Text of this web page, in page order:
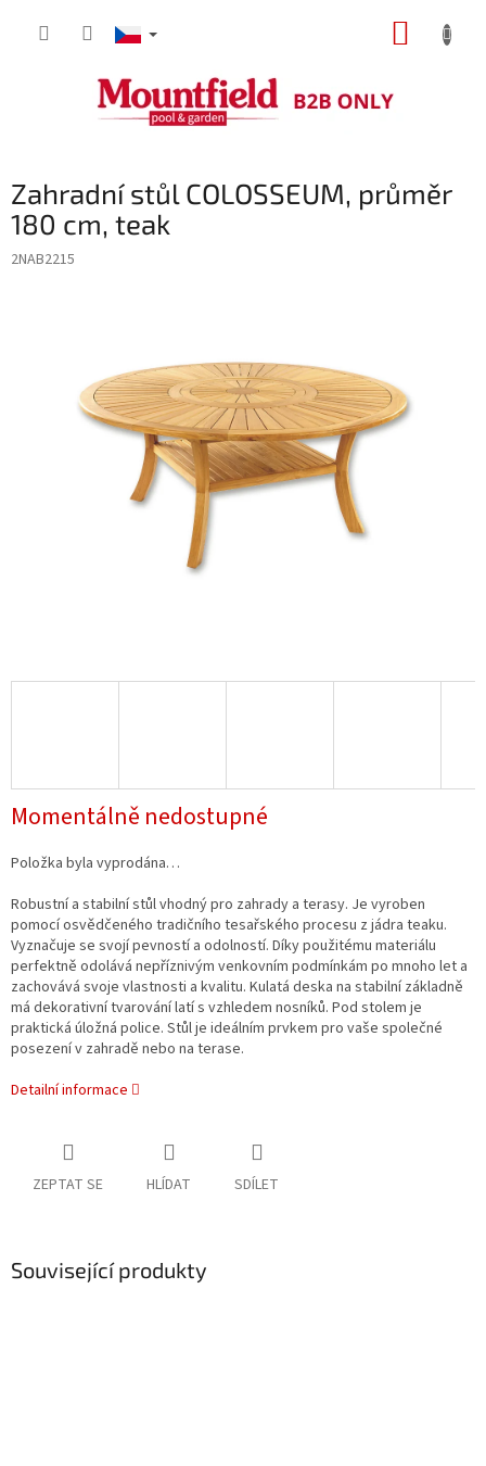
Zahradní stůl COLOSSEUM, průměr
180 cm, teak
2NAB2215
Momentálně nedostupné
Položka byla vyprodána…
Robustní a stabilní stůl vhodný pro zahrady a terasy. Je vyroben
pomocí osvědčeného tradičního tesařského procesu z jádra teaku.
Vyznačuje se svojí pevností a odolností. Díky použitému materiálu
perfektně odolává nepříznivým venkovním podmínkám po mnoho let a
zachovává svoje vlastnosti a kvalitu. Kulatá deska na stabilní základně
má dekorativní tvarování latí s vzhledem nosníků. Pod stolem je
praktická úložná police. Stůl je ideálním prvkem pro vaše společné
posezení v zahradě nebo na terase.
Detailní informace
ZEPTAT SE HLÍDAT SDÍLET
Související produkty